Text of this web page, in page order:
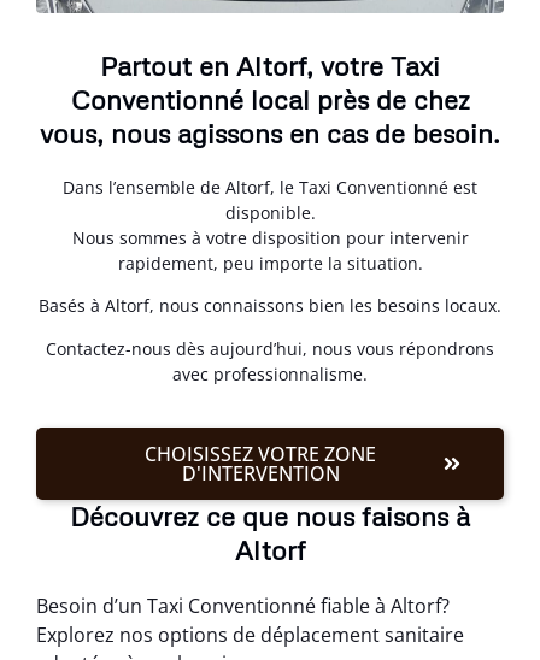
Partout en Altorf, votre Taxi
Conventionné local près de chez
vous, nous agissons en cas de besoin.
Dans l’ensemble de Altorf, le Taxi Conventionné est
disponible.
Nous sommes à votre disposition pour intervenir
rapidement, peu importe la situation.
Basés à Altorf, nous connaissons bien les besoins locaux.
Contactez-nous dès aujourd’hui, nous vous répondrons
avec professionnalisme.
CHOISISSEZ VOTRE ZONE
D'INTERVENTION
Découvrez ce que nous faisons à
Altorf
Besoin d’un Taxi Conventionné fiable à Altorf?
Explorez nos options de déplacement sanitaire